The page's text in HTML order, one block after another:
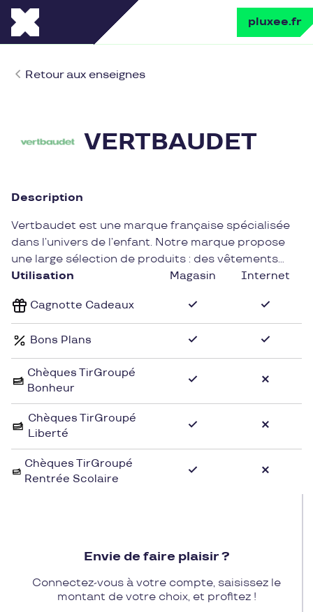
pluxee.fr
Retour aux enseignes
VERTBAUDET
Description
Vertbaudet est une marque française spécialisée
dans l’univers de l’enfant. Notre marque propose
une large sélection de produits : des vêtements
bébé et enfant en passant par la puériculture, les
nécessaires pour aménager les chambres de vos
enfants. Nous accompagnons également les
futures et jeunes mamans en proposant des
vêtements de grossesse et d'allaitement.
Utilisation Magasin Internet
Cagnotte Cadeaux
Bons Plans
Chèques TirGroupé
Bonheur
Chèques TirGroupé
Liberté
Chèques TirGroupé
Rentrée Scolaire
Envie de faire plaisir ?
Connectez-vous à votre compte, saisissez le
montant de votre choix, et profitez !